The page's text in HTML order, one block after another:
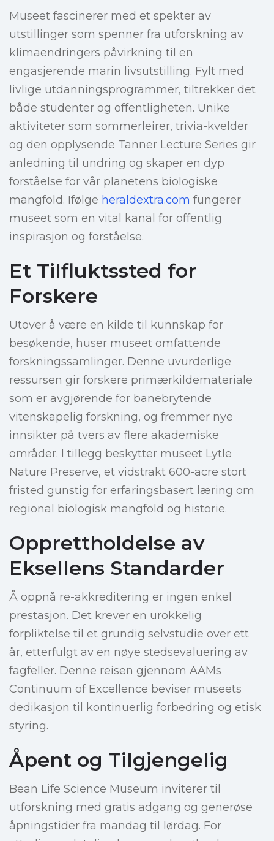
Museet fascinerer med et spekter av
utstillinger som spenner fra utforskning av
klimaendringers påvirkning til en
engasjerende marin livsutstilling. Fylt med
livlige utdanningsprogrammer, tiltrekker det
både studenter og offentligheten. Unike
aktiviteter som sommerleirer, trivia-kvelder
og den opplysende Tanner Lecture Series gir
anledning til undring og skaper en dyp
forståelse for vår planetens biologiske
mangfold. Ifølge heraldextra.com fungerer
museet som en vital kanal for offentlig
inspirasjon og forståelse.
Et Tilfluktssted for
Forskere
Utover å være en kilde til kunnskap for
besøkende, huser museet omfattende
forskningssamlinger. Denne uvurderlige
ressursen gir forskere primærkildemateriale
som er avgjørende for banebrytende
vitenskapelig forskning, og fremmer nye
innsikter på tvers av flere akademiske
områder. I tillegg beskytter museet Lytle
Nature Preserve, et vidstrakt 600-acre stort
fristed gunstig for erfaringsbasert læring om
regional biologisk mangfold og historie.
Opprettholdelse av
Eksellens Standarder
Å oppnå re-akkreditering er ingen enkel
prestasjon. Det krever en urokkelig
forpliktelse til et grundig selvstudie over ett
år, etterfulgt av en nøye stedsevaluering av
fagfeller. Denne reisen gjennom AAMs
Continuum of Excellence beviser museets
dedikasjon til kontinuerlig forbedring og etisk
styring.
Åpent og Tilgjengelig
Bean Life Science Museum inviterer til
utforskning med gratis adgang og generøse
åpningstider fra mandag til lørdag. For